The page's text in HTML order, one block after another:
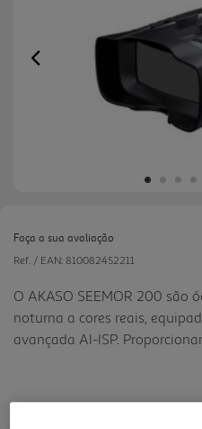
Previous
Faça a sua avaliação
Ref. / EAN: 810082452211
O AKASO SEEMOR 200 são
noturna a cores reais,
avançada AI-ISP.
design moderno, sendo